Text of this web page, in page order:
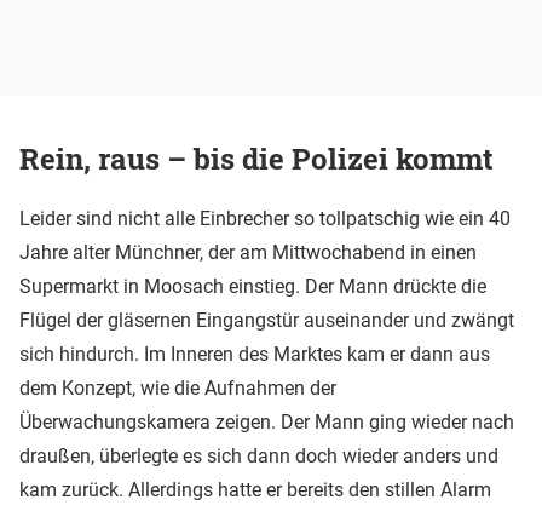
Rein, raus – bis die Polizei kommt
Leider sind nicht alle Einbrecher so tollpatschig wie ein 40
Jahre alter Münchner, der am Mittwochabend in einen
Supermarkt in Moosach einstieg. Der Mann drückte die
Flügel der gläsernen Eingangstür auseinander und zwängt
sich hindurch. Im Inneren des Marktes kam er dann aus
dem Konzept, wie die Aufnahmen der
Überwachungskamera zeigen. Der Mann ging wieder nach
draußen, überlegte es sich dann doch wieder anders und
kam zurück. Allerdings hatte er bereits den stillen Alarm